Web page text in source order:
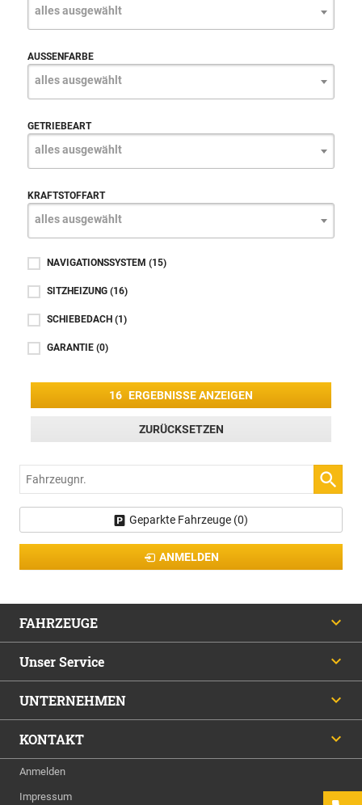
alles ausgewählt
AUSSENFARBE
alles ausgewählt
GETRIEBEART
alles ausgewählt
KRAFTSTOFFART
alles ausgewählt
NAVIGATIONSSYSTEM (15)
SITZHEIZUNG (16)
SCHIEBEDACH (1)
GARANTIE (0)
16 ERGEBNISSE ANZEIGEN
ZURÜCKSETZEN
Fahrzeugnr.
Geparkte Fahrzeuge (0)
ANMELDEN
FAHRZEUGE
Unser Service
UNTERNEHMEN
KONTAKT
Anmelden
Impressum